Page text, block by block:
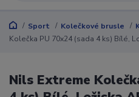
Sport Kolečkové brusle
Kolečka PU 70x24 (sada 4 ks) Bílé,
Nils Extreme